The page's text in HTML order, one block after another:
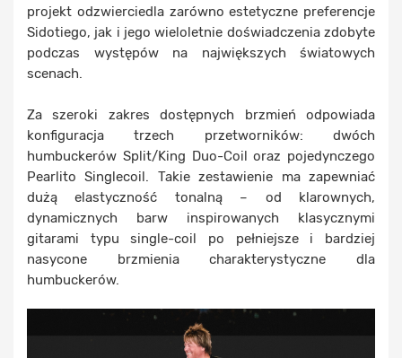
projekt odzwierciedla zarówno estetyczne preferencje
Sidotiego, jak i jego wieloletnie doświadczenia zdobyte
podczas występów na największych światowych
scenach.
Za szeroki zakres dostępnych brzmień odpowiada
konfiguracja trzech przetworników: dwóch
humbuckerów Split/King Duo-Coil oraz pojedynczego
Pearlito Singlecoil. Takie zestawienie ma zapewniać
dużą elastyczność tonalną – od klarownych,
dynamicznych barw inspirowanych klasycznymi
gitarami typu single-coil po pełniejsze i bardziej
nasycone brzmienia charakterystyczne dla
humbuckerów.